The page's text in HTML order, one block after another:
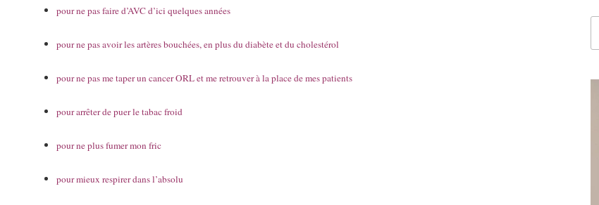
pour ne pas faire d’AVC d’ici quelques années
pour ne pas avoir les artères bouchées, en plus du diabète et du cholestérol
pour ne pas me taper un cancer ORL et me retrouver à la place de mes patients
pour arrêter de puer le tabac froid
pour ne plus fumer mon fric
pour mieux respirer dans l’absolu